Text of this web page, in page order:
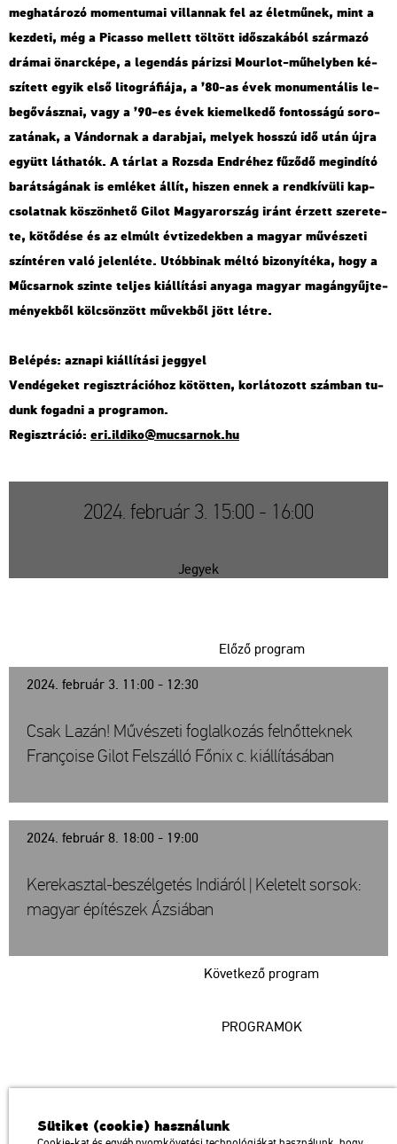
meg­ha­tá­ro­zó mo­men­tu­mai vil­lan­nak fel az élet­mű­nek, mint a
kez­de­ti, még a Pi­cas­so mel­lett töl­tött idő­sza­ká­ból szár­ma­zó
drá­mai ön­arc­ké­pe, a le­gen­dás pá­ri­zsi Mo­ur­lot-mű­hely­ben ké­
szí­tett egyik első li­tog­rá­fi­á­ja, a ’80-as évek mo­nu­men­tá­lis le­
be­gő­vász­nai, vagy a ’90-es évek ki­emel­ke­dő fon­tos­sá­gú so­ro­
za­tá­nak, a Ván­dor­nak a da­rab­jai, me­lyek hosszú idő után újra
együtt lát­ha­tók. A tár­lat a Rozs­da End­ré­hez fű­ző­dő meg­in­dí­tó
ba­rát­sá­gá­nak is em­lé­ket állít, hi­szen ennek a rend­kí­vü­li kap­
cso­lat­nak kö­szön­he­tő Gilot Ma­gyar­or­szág iránt ér­zett sze­re­te­
te, kö­tő­dé­se és az el­múlt év­ti­ze­dek­ben a ma­gyar mű­vé­sze­ti
szín­té­ren való je­len­lé­te. Utób­bi­nak méltó bi­zo­nyí­té­ka, hogy a
Mű­csar­nok szin­te tel­jes ki­ál­lí­tá­si anya­ga ma­gyar ma­gán­gyűj­te­
mé­nyek­ből köl­csön­zött mű­vek­ből jött létre.
Be­lé­pés: az­na­pi ki­ál­lí­tá­si jeggyel
Ven­dé­ge­ket re­giszt­rá­ci­ó­hoz kö­töt­ten, kor­lá­to­zott szám­ban tu­
dunk fo­gad­ni a prog­ra­mon.
Re­giszt­rá­ció: eri.​il­di­ko@​mu­csar­nok.​hu
2024. február 3. 15:00 - 16:00
Jegyek
2024. február 3. 11:00 - 12:30
Előző program
Csak Lazán! Művészeti foglalkozás felnőtteknek
Françoise Gilot Felszálló Főnix c. kiállításában
2024. február 8. 18:00 - 19:00
Következő program
Kerekasztal-beszélgetés Indiáról | Keletelt sorsok:
magyar építészek Ázsiában
PROGRAMOK
a Magyar Művészeti Akadémia intézménye
Sütiket (cookie) használunk